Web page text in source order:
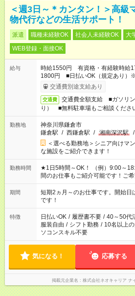
＜週3日～＊カンタン！＞高級
物代行などの生活サポート！
派遣 職種未経験OK 社会人未経験OK 大
WEB登録・面接OK
給与
時給1550円 有資格・有経験時給
1800円 ■日払いOK（規定あり）
交通費別途支給あり
交通費
交通費全額支給 ■ガソリ
り） ■無料駐車場もご相談くださ
勤務地
神奈川県鎌倉市
鎌倉駅 / 西鎌倉駅 / 湘南深沢駅 /
＜選べる勤務地＞シニア向け
な施設をご紹介できます！
勤務時間
★1日5時間～OK！ （例）9:00～
間のお仕事もご紹介可能です！ご
庭の都合でお休みが必要な場合も
週最低15時間以上の勤務が必要です
期間
短期2ヵ月～のお仕事です。開始
です！
特徴 日払いOK / 履歴書不要 / 40～50代
服装自由 / シフト勤務 / 10名以上
ソコンスキル不要
気になる！ 応募する
掲載元企業名 株式会社ネオキャリア ナ